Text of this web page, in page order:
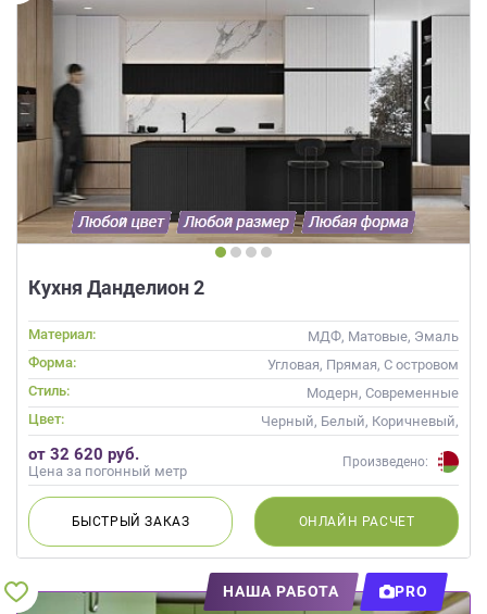
Кухня Данделион 2
Материал:
МДФ, Матовые, Эмаль
Форма:
Угловая, Прямая, С островом
Стиль:
Модерн, Современные
Цвет:
Черный, Белый, Коричневый,
Белый верх темный низ
от 32 620 руб.
Цена за погонный метр
Произведено:
БЫСТРЫЙЗАКАЗ ОНЛАЙН РАСЧЕТ
НАША РАБОТА PRO